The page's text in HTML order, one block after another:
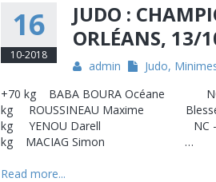
16
10-2018
JUDO :
ORLÉANS, 13/
admin Judo,
+70 kg BABA BOURA Océane
kg ROUSSINEAU Maxime
kg YENOU Darell NC -
kg MACIAG Simon …
Read more...